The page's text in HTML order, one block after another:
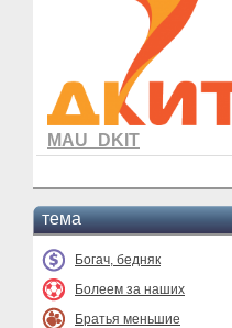
MAU_DKIT
тема
Богач, бедняк
Болеем за наших
Братья меньшие